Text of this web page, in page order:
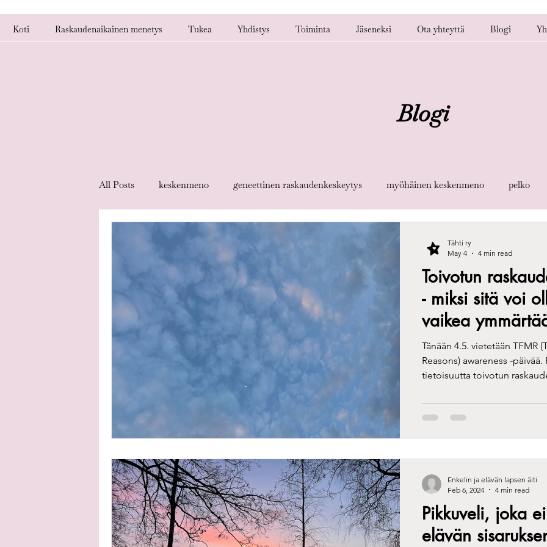
Koti Raskaudenaikainen menetys Tukea Yhdistys Toiminta Jäseneksi Ota yhteyttä Blogi
Blogi
All Posts keskenmeno geneettinen raskaudenkeskeytys myöhäinen keskenmeno pelko
alkuraskauden keskenmeno
asiantuntijan puheenvuoro vertaiskertomus raskaus menetyksen jälkeen
toistuvat menetykset harmaa diagnoosi läheisen kertomus uusperhe
vastasyntyneen menetys sekundäärinen lapsettomuus
menetys monikkoraskaudessa vertaistuki
Toivotun
- miksi sitä voi
vaikea
Tänään 4.5. vietetään TFMR
Reasons) awareness -
tietoisuutta toivotun
taustalla sekä erityisesti
raskauden keskeytys on
Tähti ry
May 4
4 min read
Pikkuveli, joka
elävän
Enkelin ja elävän lapsen äiti
Feb 6, 2024
4 min read